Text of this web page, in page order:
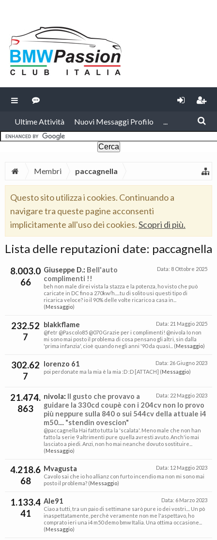
Ultime Attività Nuovi Messaggi Profilo ...
Membri paccagnella
Questo sito utilizza i cookies. Continuando a
navigare tra queste pagine acconsenti
implicitamente all'uso dei cookies.Scopri di più.
Lista delle reputazioni date: paccagnella
8.003.0
66
Data: 8 Ottobre 2025
Giuseppe D.: Bell'auto
complimenti !!
beh non male direi vista la stazza e la potenza, ho visto che può
caricate in DC fino a 270kw/h.....tu di solito usi questi tipo di
ricarica veloce? io il 90% delle volte ricarico a casa in...
(Messaggio)
232.52
7
Data: 21 Maggio 2025
blakkflame
@fetr @Pascolo85 @070 Grazie per i complimenti! @nivola Io non
mi sono mai posto il problema di cosa pensano gli altri, sin dalla
'prima infanzia', cioè quando negli anni '90 da quasi... (Messaggio)
302.62
7
Data: 26 Giugno 2023
lorenzo 61
poi perdonate ma la mia è la mia :D :D [ATTACH] (Messaggio)
21.474.
863
Data: 22 Maggio 2023
nivola: Il gusto che provavo a
guidare la 330cd coupè con i 204cv non lo provo
più neppure sulla 840 o sui 544cv della attuale i4
m50.... "stendin ovescion"
@paccagnella Hai fatto tutta la 'scalata'. Meno male che non han
fatto la serie 9 altrimenti pure quella avresti avuto. Anch'io mai
lasciato a piedi. Anzi, non ho mai neanche dovuto sostituire...
(Messaggio)
4.218.6
68
Data: 12 Maggio 2023
Mvagusta
Cavolo sai che io ho allianz con furto incendio ma non mi sono mai
posto il problema? (Messaggio)
1.133.4
41
Data: 6 Marzo 2023
Ale91
Ciao a tutti, tra un paio di settimane sarò pure io dei vostri.... Un pò
inaspettatamente, perchè veramente non me l'aspettavo, ho
comprato ieri una i4 m50 demo bmw Italia. Una ottima occasione...
(Messaggio)